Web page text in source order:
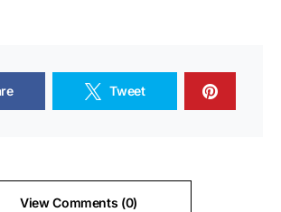
Tweet
View Comments (0)